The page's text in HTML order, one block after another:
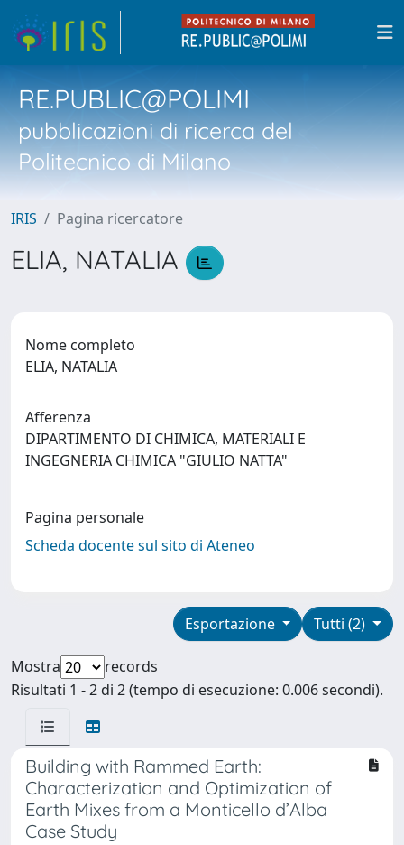
RE.PUBLIC@POLIMI
pubblicazioni di ricerca del
Politecnico di Milano
IRIS Pagina ricercatore
ELIA, NATALIA
Nome completo
ELIA, NATALIA
Afferenza
DIPARTIMENTO DI CHIMICA, MATERIALI E
INGEGNERIA CHIMICA "GIULIO NATTA"
Pagina personale
Scheda docente sul sito di Ateneo
Tutti (2)
Esportazione
Mostra
records
Risultati 1 - 2 di 2 (tempo di esecuzione: 0.006 secondi).
Building with Rammed Earth:
Characterization and Optimization of
Earth Mixes from a Monticello d’Alba
Case Study